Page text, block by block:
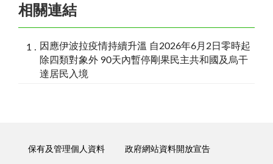
相關連結
因應伊波拉疫情持續升溫 自2026年6月2日零時起
除四類對象外 90天內暫停剛果民主共和國及烏干
達居民入境
保有及管理個人資料 政府網站資料開放宣告